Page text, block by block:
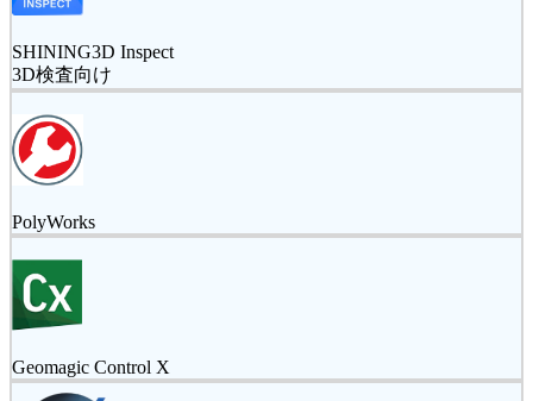
SHINING3D Inspect
3D検査向け
PolyWorks
Geomagic Control X